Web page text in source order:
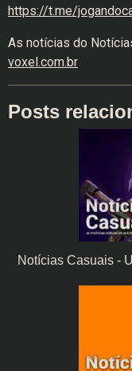
https://t.me/
As notícias do
voxel.com.br
Posts
Notícias Casuais -